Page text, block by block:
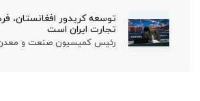
توسعه کریدور افغانستان،
تجارت ایران است
رئیس کمیسیون صنعت و معدن